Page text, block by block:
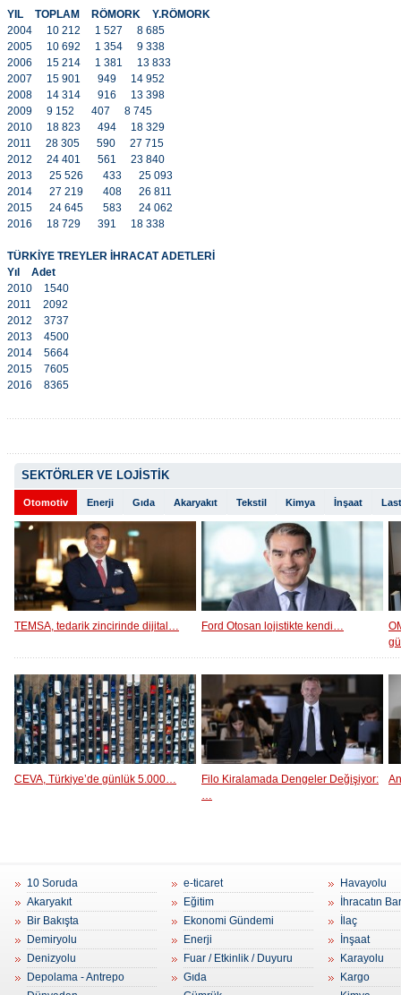
YIL TOPLAM RÖMORK
Y.RÖMORK
2004
10 212 1 527
8 685
2005
10 692 1 354
9 338
2006
15 214 1 381
13 833
2007
15 901 949
14 952
2008
14 314 916
13 398
2009
9 152 407
8 745
2010
18 823 494
18 329
2011
28 305 590
27 715
2012
24 401 561
23 840
2013
25 526 433
25 093
2014
27 219 408
26 811
2015
24 645 583
24 062
2016
18 729 391 18 338
TÜRKİYE TREYLER İHRACAT ADETLERİ
Yıl
Adet
2010
1540
2011
2092
2012
3737
2013
4500
2014
5664
2015
7605
2016
8365
SEKTÖRLER VE LOJİSTİK
Otomotiv Enerji Gıda Akaryakıt Tekstil Kimya İnşaat
TEMSA, tedarik zincirinde dijital… Ford Otosan lojistikte kendi…
CEVA, Türkiye’de günlük 5.000…
Filo Kiralamada Dengeler Değişiyor:
…
10 Soruda
Akaryakıt
Bir Bakışta
Demiryolu
Denizyolu
Depolama - Antrepo
e-ticaret
Eğitim
Ekonomi Gündemi
Enerji
Fuar / Etkinlik / Duyuru
Gıda
Havayolu
İhracatın
İlaç
İnşaat
Karayolu
Kargo